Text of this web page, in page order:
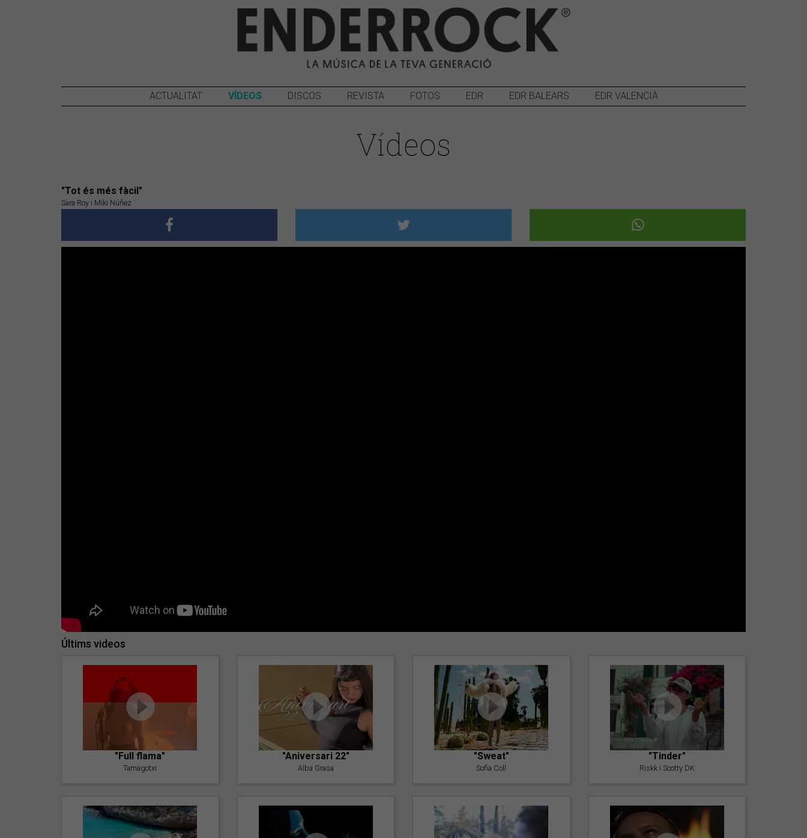
ACTUALITAT VÍDEOS DISCOS REVISTA FOTOS EDR EDR BALEARS EDR VALENCIÀ
Vídeos
"Tot és més fàcil"
Sara Roy i Miki Núñez
Últims videos
"Full flama"
Tamagotxi
"Aniversari 22"
Alba Grasa
"Sweat"
Sofia Coll
"Tinder"
Riskk i Scotty DK